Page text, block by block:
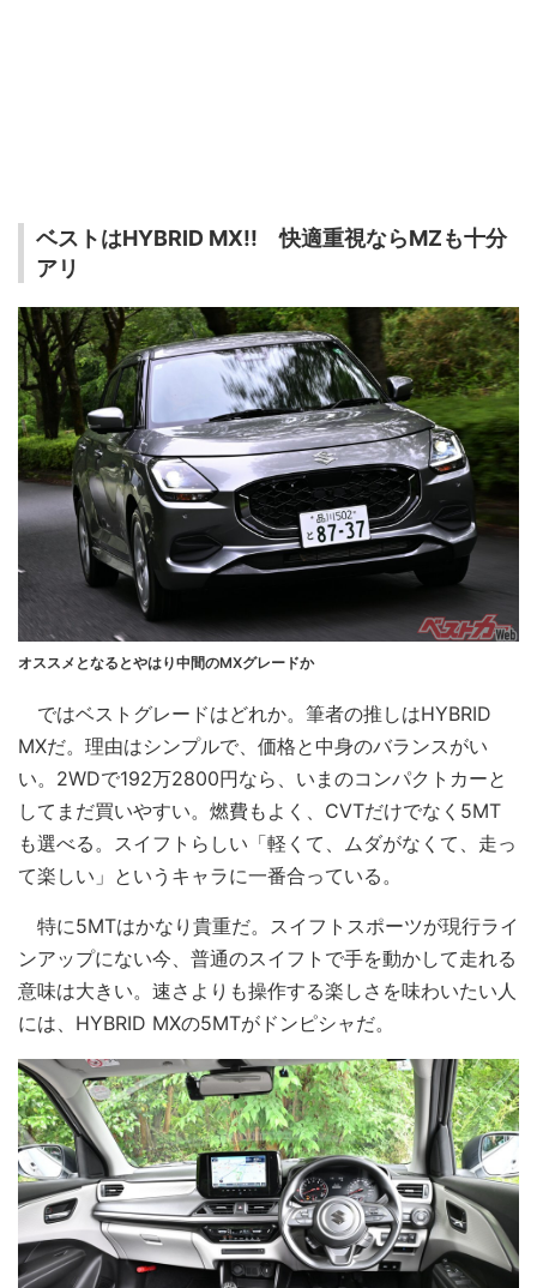
ベストはHYBRID MX!! 快適重視ならMZも十分
アリ
オススメとなるとやはり中間のMXグレードか
ではベストグレードはどれか。筆者の推しはHYBRID
MXだ。理由はシンプルで、価格と中身のバランスがい
い。2WDで192万2800円なら、いまのコンパクトカーと
してまだ買いやすい。燃費もよく、CVTだけでなく5MT
も選べる。スイフトらしい「軽くて、ムダがなくて、走っ
て楽しい」というキャラに一番合っている。
特に5MTはかなり貴重だ。スイフトスポーツが現行ライ
ンアップにない今、普通のスイフトで手を動かして走れる
意味は大きい。速さよりも操作する楽しさを味わいたい人
には、HYBRID MXの5MTがドンピシャだ。